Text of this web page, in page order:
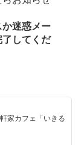
か迷惑メー
してくだ
家カフェ「いきる